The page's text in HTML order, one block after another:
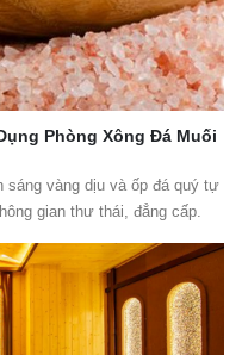
Phòng Xông Đá Muối
sáng vàng dịu và ốp đá quý tự
gian thư thái, đẳng cấp.